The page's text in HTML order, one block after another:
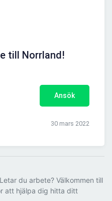
till Norrland!
Ansök
30 mars 2022
du arbete? Välkommen till
att hjälpa dig hitta ditt